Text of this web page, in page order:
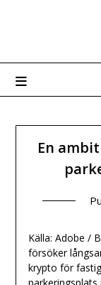
En
Källa: Adobe /
försöker
krypto för